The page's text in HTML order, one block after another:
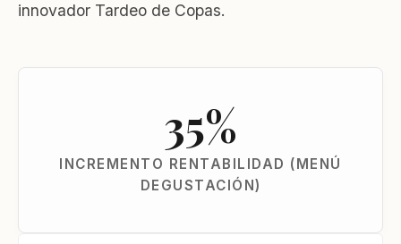
innovador Tardeo de Copas.
35%
INCREMENTO RENTABILIDAD (MENÚ
DEGUSTACIÓN)